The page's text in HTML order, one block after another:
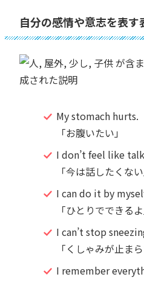
自分の感情や意志を表す
My stomach hurts.
「お腹いたい」
I don’t feel like
「今は話したくない
I can do it by
「ひとりでできるよ
I can’t stop
「くしゃみが止まら
I remember